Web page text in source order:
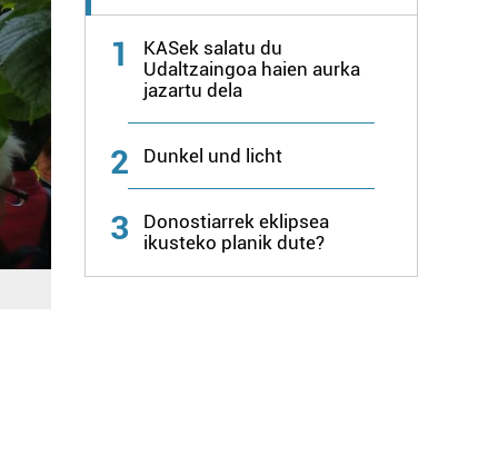
1
KASek salatu du
Udaltzaingoa haien aurka
jazartu dela
2 Dunkel und licht
3
Donostiarrek eklipsea
ikusteko planik dute?